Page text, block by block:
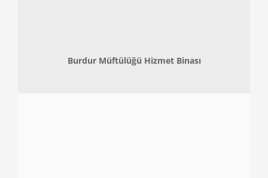
Burdur Müftülüğü Hizmet Binası